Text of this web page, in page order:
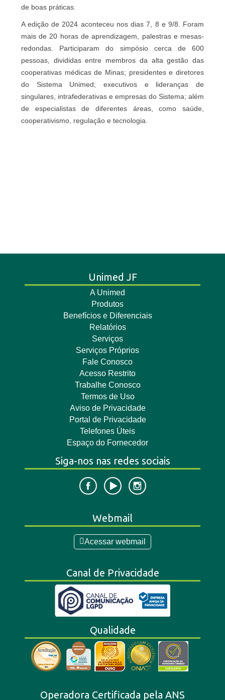
de boas práticas.
A edição de 2024 aconteceu nos dias 7, 8 e 9/8. Foram
mais de 20 horas de aprendizagem, palestras e mesas-
redondas. Participaram do simpósio cerca de 600
pessoas, divididas entre membros da alta gestão das
cooperativas médicas de Minas; presidentes e diretores
do Sistema Unimed; executivos e lideranças de
singulares, intrafederativas e empresas do Sistema; além
de especialistas de diferentes áreas, como saúde,
cooperativismo, regulação e tecnologia.
Unimed JF
A Unimed
Produtos
Benefícios e Diferenciais
Relatórios
Serviços
Serviços Próprios
Fale Conosco
Acesso Restrito
Trabalhe Conosco
Termos de Uso
Aviso de Privacidade
Portal de Privacidade
Telefones Úteis
Espaço do Fornecedor
Siga-nos nas redes sociais
Webmail
Acessar webmail
Canal de Privacidade
Qualidade
Operadora Certificada pela ANS